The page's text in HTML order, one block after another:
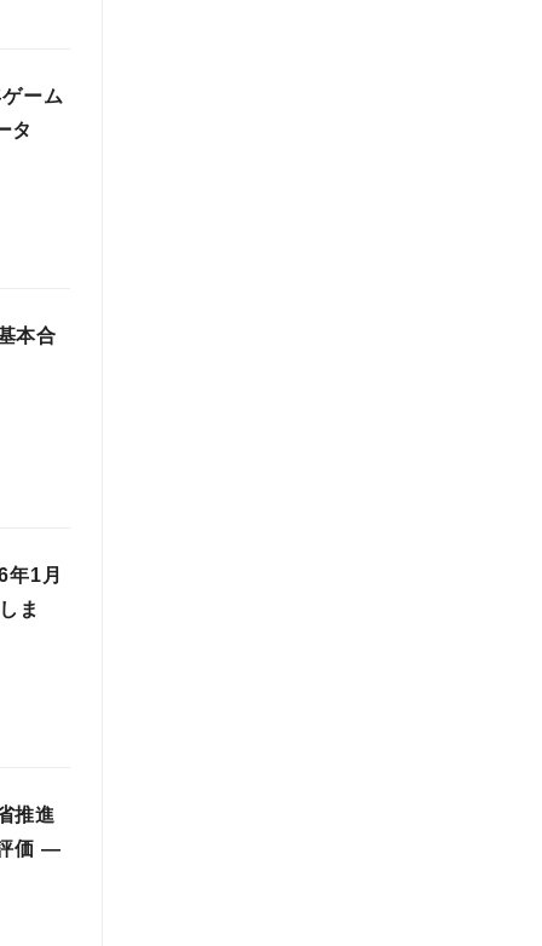
ーム
タ
本合
年1月
ま
推進
価 ―